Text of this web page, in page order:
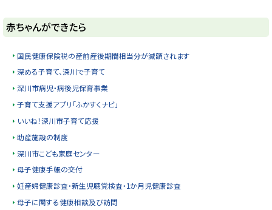
o
F
u
赤ちゃんができたら
国民健康保険税の産前産後期間相当分が減額されます
深める子育て、深川で子育て
深川市病児・病後児保育事業
子育て支援アプリ「ふかすくナビ」
いいね！深川市子育て応援
助産施設の制度
深川市こども家庭センター
母子健康手帳の交付
妊産婦健康診査・新生児聴覚検査・1か月児健康診査
母子に関する健康相談及び訪問